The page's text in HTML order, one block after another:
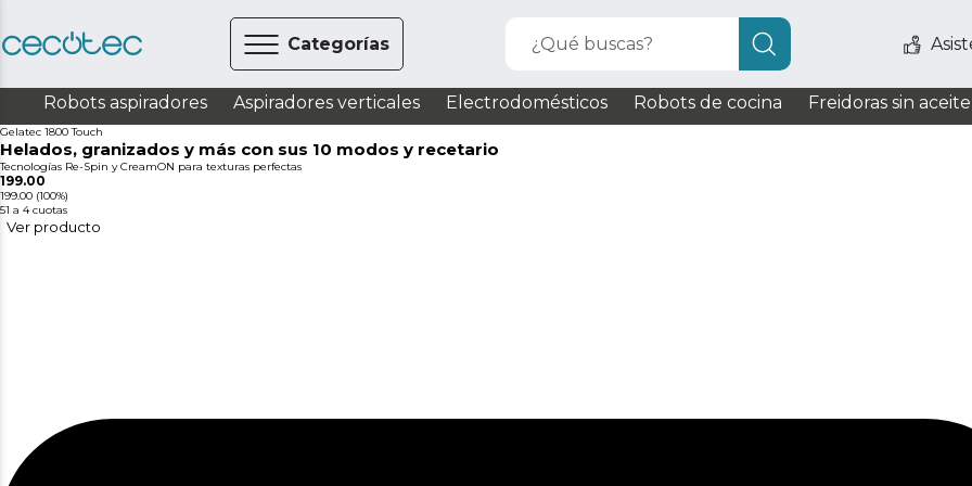
Categorías ¿Qué buscas?
Robots aspiradores Aspiradores verticales Electrodomésticos Robots de cocina Freidoras sin aceite
Gelatec 1800 Touch
Helados, granizados y más con sus 10 modos y recetario
Tecnologías Re-Spin y CreamON para texturas perfectas
199.00
199.00 (100%)
51 a 4 cuotas
Ver producto